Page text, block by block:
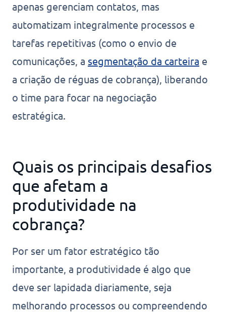
apenas gerenciam contatos, mas
automatizam integralmente processos e
tarefas repetitivas (como o envio de
comunicações, a segmentação da carteira e
a criação de réguas de cobrança), liberando
o time para focar na negociação
estratégica.
Quais os principais desafios
que afetam a
produtividade na
cobrança?
Por ser um fator estratégico tão
importante, a produtividade é algo que
deve ser lapidada diariamente, seja
melhorando processos ou compreendendo